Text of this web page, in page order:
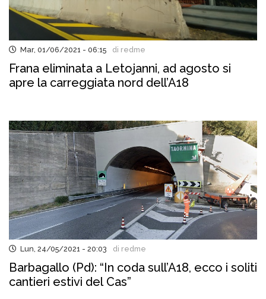
Mar, 01/06/2021 - 06:15 di redme
Frana eliminata a Letojanni, ad agosto si
apre la carreggiata nord dell’A18
Lun, 24/05/2021 - 20:03 di redme
Barbagallo (Pd): “In coda sull’A18, ecco i soliti
cantieri estivi del Cas”